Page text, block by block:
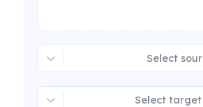
Select
Select